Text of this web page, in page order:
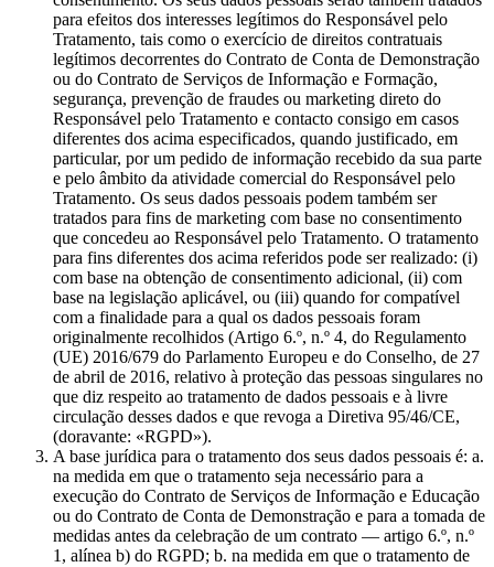
para efeitos dos interesses legítimos do Responsável pelo
Tratamento, tais como o exercício de direitos contratuais
legítimos decorrentes do Contrato de Conta de Demonstração
ou do Contrato de Serviços de Informação e Formação,
segurança, prevenção de fraudes ou marketing direto do
Responsável pelo Tratamento e contacto consigo em casos
diferentes dos acima especificados, quando justificado, em
particular, por um pedido de informação recebido da sua parte
e pelo âmbito da atividade comercial do Responsável pelo
Tratamento. Os seus dados pessoais podem também ser
tratados para fins de marketing com base no consentimento
que concedeu ao Responsável pelo Tratamento. O tratamento
para fins diferentes dos acima referidos pode ser realizado: (i)
com base na obtenção de consentimento adicional, (ii) com
base na legislação aplicável, ou (iii) quando for compatível
com a finalidade para a qual os dados pessoais foram
originalmente recolhidos (Artigo 6.º, n.º 4, do Regulamento
(UE) 2016/679 do Parlamento Europeu e do Conselho, de 27
de abril de 2016, relativo à proteção das pessoas singulares no
que diz respeito ao tratamento de dados pessoais e à livre
circulação desses dados e que revoga a Diretiva 95/46/CE,
(doravante: «RGPD»).
A base jurídica para o tratamento dos seus dados pessoais é: a.
na medida em que o tratamento seja necessário para a
execução do Contrato de Serviços de Informação e Educação
ou do Contrato de Conta de Demonstração e para a tomada de
medidas antes da celebração de um contrato — artigo 6.º, n.º
1, alínea b) do RGPD; b. na medida em que o tratamento de